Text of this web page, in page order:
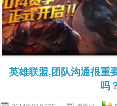
英雄联盟,团队沟通很重
吗